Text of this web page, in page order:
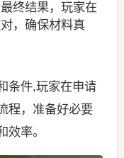
终结果，玩家在
，确保材料真
条件,玩家在申请
程，准备好必要
率。